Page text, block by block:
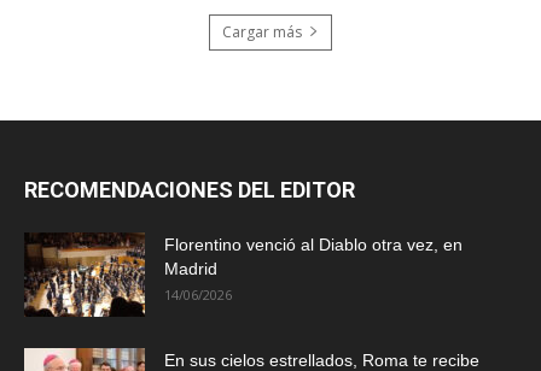
Cargar más
RECOMENDACIONES DEL EDITOR
Florentino venció al Diablo otra vez, en
Madrid
14/06/2026
En sus cielos estrellados, Roma te recibe